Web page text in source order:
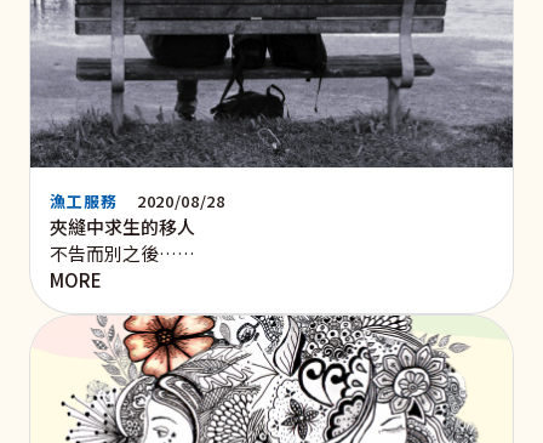
漁工服務 2020/08/28
夾縫中求生的移人
不告而別之後……
MORE